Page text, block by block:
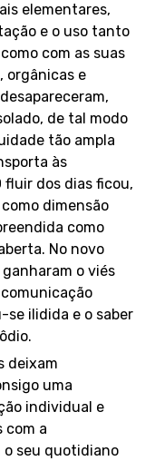
elementares,
e o uso tanto
com as suas
orgânicas e
de tal modo
tão ampla
às
fluir dos dias ficou,
dimensão
como
No novo
o viés
ilidida e o saber
deixam
uma
individual e
com a
seu quotidiano